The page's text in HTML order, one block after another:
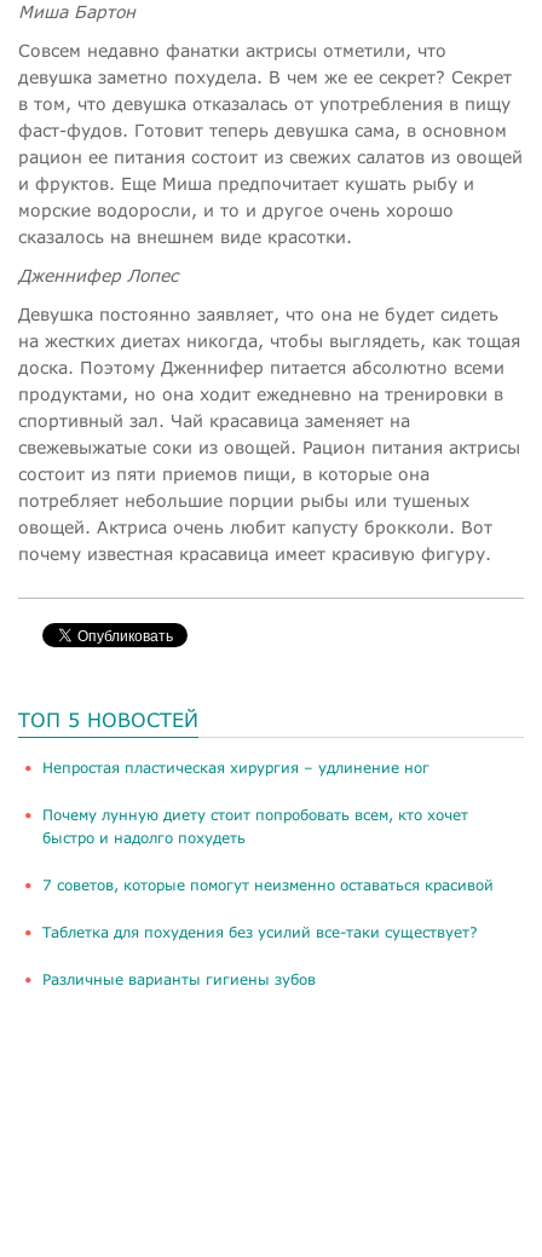
Миша Бартон
Совсем недавно фанатки актрисы отметили, что
девушка заметно похудела. В чем же ее секрет? Секрет
в том, что девушка отказалась от употребления в пищу
фаст-фудов. Готовит теперь девушка сама, в основном
рацион ее питания состоит из свежих салатов из овощей
и фруктов. Еще Миша предпочитает кушать рыбу и
морские водоросли, и то и другое очень хорошо
сказалось на внешнем виде красотки.
Дженнифер Лопес
Девушка постоянно заявляет, что она не будет сидеть
на жестких диетах никогда, чтобы выглядеть, как тощая
доска. Поэтому Дженнифер питается абсолютно всеми
продуктами, но она ходит ежедневно на тренировки в
спортивный зал. Чай красавица заменяет на
свежевыжатые соки из овощей. Рацион питания актрисы
состоит из пяти приемов пищи, в которые она
потребляет небольшие порции рыбы или тушеных
овощей. Актриса очень любит капусту брокколи. Вот
почему известная красавица имеет красивую фигуру.
ТОП 5 НОВОСТЕЙ
​Непростая пластическая хирургия – удлинение ног
Почему лунную диету стоит попробовать всем, кто хочет
быстро и надолго похудеть
​7 советов, которые помогут неизменно оставаться красивой
Таблетка для похудения без усилий все-таки существует?
​Различные варианты гигиены зубов